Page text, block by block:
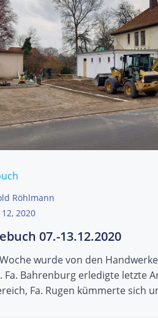
Röhlmann
2020
07.-13.12.2020
wurde von den
Fa. Bahrenburg erledigte letzte
Fa. Rugen kümmerte sich